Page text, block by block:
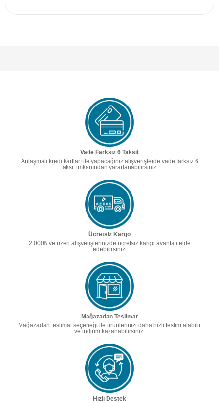
Vade Farksız 6 Taksit
Anlaşmalı kredi kartları ile yapacağınız alışverişlerde vade farksız 6
taksit imkanından yararlanabilirsiniz.
Ücretsiz Kargo
2.000₺ ve üzeri alışverişlerinizde ücretsiz kargo avantajı elde
edebilirsiniz.
Mağazadan Teslimat
Mağazadan teslimat seçeneği ile ürünlerinizi daha hızlı teslim alabilir
ve indirim kazanabilirsiniz.
Hızlı Destek